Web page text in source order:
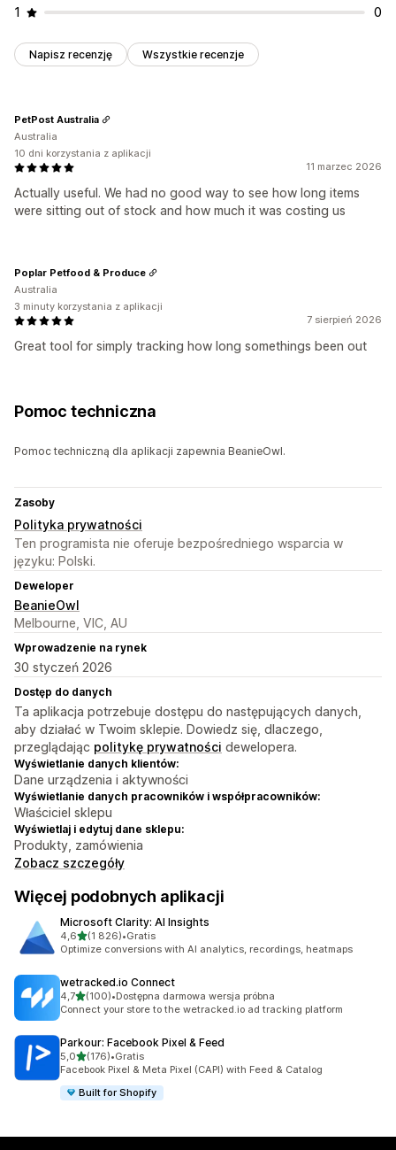
1 0
Napisz recenzję Wszystkie recenzje
11 marzec 2026
Actually useful. We had no good way to see how long items
were sitting out of stock and how much it was costing us
PetPost Australia
Australia
10 dni korzystania z aplikacji
7 sierpień 2026
Great tool for simply tracking how long somethings been out
Poplar Petfood & Produce
Australia
3 minuty korzystania z aplikacji
Pomoc techniczna
Pomoc techniczną dla aplikacji zapewnia BeanieOwl.
Zasoby
Polityka prywatności
Ten programista nie oferuje bezpośredniego wsparcia w
języku: Polski.
Deweloper
BeanieOwl
Melbourne, VIC, AU
Wprowadzenie na rynek
30 styczeń 2026
Dostęp do danych
Ta aplikacja potrzebuje dostępu do następujących danych,
aby działać w Twoim sklepie. Dowiedz się, dlaczego,
przeglądając politykę prywatności dewelopera.
Wyświetlanie danych klientów:
Dane urządzenia i aktywności
Wyświetlanie danych pracowników i współpracowników:
Właściciel sklepu
Wyświetlaj i edytuj dane sklepu:
Produkty, zamówienia
Zobacz szczegóły
Więcej podobnych aplikacji
Microsoft Clarity: AI Insights
4,6na 5 gwiazdek
(1 826)
Łączna liczba recenzji: 1826
•Gratis
Optimize conversions with AI analytics, recordings, heatmaps
wetracked.io Connect
4,7na 5 gwiazdek
(100)
Łączna liczba recenzji: 100
•Dostępna darmowa wersja próbna
Connect your store to the wetracked.io ad tracking platform
Parkour: Facebook Pixel & Feed
5,0na 5 gwiazdek
(176)
Łączna liczba recenzji: 176
•Gratis
Facebook Pixel & Meta Pixel (CAPI) with Feed & Catalog
Built for Shopify